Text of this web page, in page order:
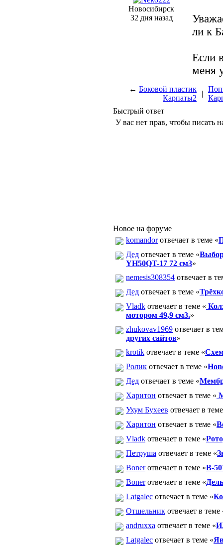
Новосибирск
32 дня назад
ли к
Если
меня
← Боковой пластик
Карпаты2
|
Быстрый ответ
У вас нет прав, чтобы писать
Новое на форуме
komandorотвечает в теме «
Дед отвечает в теме «Выбор
YH50QT-17 72 см3»
nemesis308354 отвечает в
Дед отвечает в теме «
Vladk отвечает в теме «
мотором 49,9 см3.»
zhukovav1969 отвечает в
других сайтов»
krotik отвечает в теме «
Ролик отвечает в теме «
Дед отвечает в теме «
Харитон отвечает в теме «
Ухум Бухеев отвечает в
Харитон отвечает в теме «
Vladk отвечает в теме «
Петруша отвечает в теме «
Bonerотвечает в теме «В-
Bonerотвечает в теме «
Latgalec отвечает в теме «
Отшельник отвечает в теме
andruxxa отвечает в теме «
Latgalec отвечает в теме «